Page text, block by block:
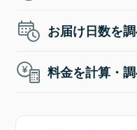
お届け日数を
料金を計算・